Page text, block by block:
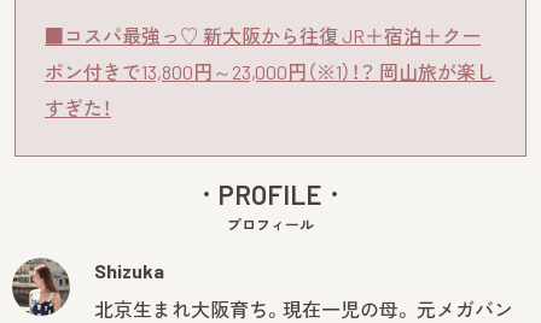
■コスパ最強っ♡ 新大阪から往復 JR＋宿泊＋クー
ポン付きで13,800円～23,000円（※1）！？ 岡山旅が楽し
すぎた！
PROFILE
プロフィール
Shizuka
北京生まれ大阪育ち。現在一児の母。 元メガバン